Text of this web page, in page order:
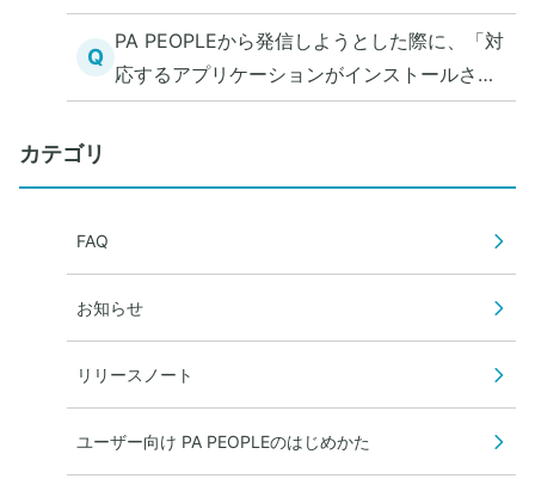
Q
PA PEOPLEから発信しようとした際に、「対
応するアプリケーションがインストールされ
ていません。ストアに移動しますか？」と表
カテゴリ
FAQ
お知らせ
リリースノート
ユーザー向け PA PEOPLEのはじめかた